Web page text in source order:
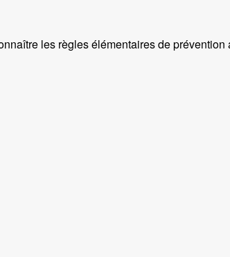
les règles élémentaires de